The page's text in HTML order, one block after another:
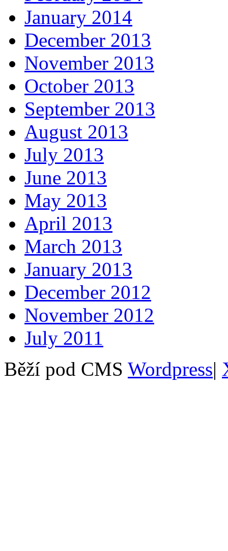
January 2014
December 2013
November 2013
October 2013
September 2013
August 2013
July 2013
June 2013
May 2013
April 2013
March 2013
January 2013
December 2012
November 2012
July 2011
Běží pod CMS Wordpress|